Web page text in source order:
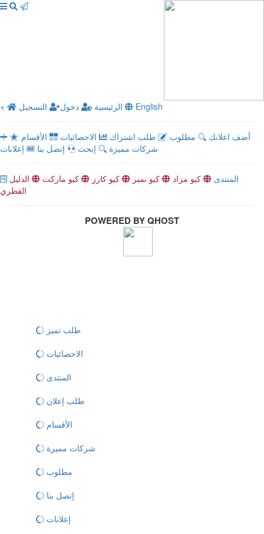
× الرئيسية دخول التسجيل English
أضف اعلانك مطلوب طلب اشتراك الاحصائيات
الأقسام
شركات مميزة
إبحث إتصل بنا إعلانات
المنتدى كيو مزاد كيو نمبر كيو كارز كيو ماركت
الدليل
القطري
POWERED BY QHOST
طلب تميز
الاحصائيات
المنتدى
طلب إعلان
الأقسام
شركات مميزة
مطلوب
إتصل بنا
إعلانات